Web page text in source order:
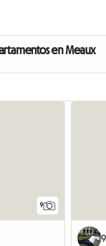
en Meaux
9